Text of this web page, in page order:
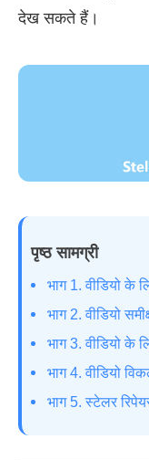
देख सकते हैं।
पृष्ठ सामग्री
भाग 1. वीडियो के
भाग 2. वीडियो
भाग 3. वीडियो के
भाग 4. वीडियो
भाग 5. स्टेलर